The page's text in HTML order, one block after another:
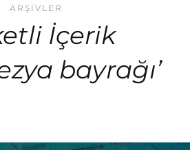
ARŞIVLER
İçerik
bayrağı’